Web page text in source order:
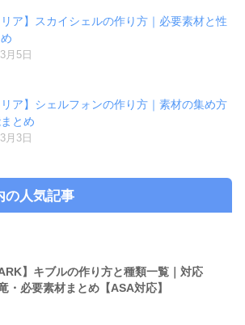
リア】スカイシェルの作り方｜必要素材と性
月5日
リア】シェルフォンの作り方｜素材の集め方
とめ
月3日
の人気記事
ARK】キブルの作り方と種類一覧｜対応
・必要素材まとめ【ASA対応】